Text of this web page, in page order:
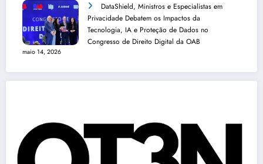
DataShield, Ministros e Especialistas em
Privacidade Debatem os Impactos da
Tecnologia, IA e Proteção de Dados no
Congresso de Direito Digital da OAB
maio 14, 2026